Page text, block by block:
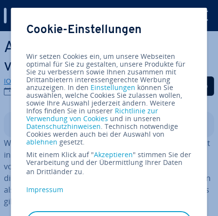
Zum Haupt­in­halt springen
Auf Amazon Produkte
verkaufen: So funk­tio­niert’s
IONOS Redaktion
27.10.2022
Auf Facebook teilen
Auf Twitter teilen
Auf LinkedIn
In­halts­ver­zeich­nis
Wer einen eigenen On­line­shop betreibt oder den Schritt
in den Online-Verkauf wagt, sollte Amazon nicht außen
vorlassen. Zunächst gilt es jedoch zu verstehen, wie Sie
die tech­ni­schen Vorteile und die Reich­wei­te von Amazon
als Seller richtig nutzen und welche Vor­aus­set­zun­gen es
gibt.
Cookie-Einstellungen
Wir setzen Cookies ein, um unsere Webseiten
optimal für Sie zu gestalten, unsere Produkte für
Sie zu verbessern sowie Ihnen zusammen mit
Drittanbietern interessengerechte Werbung
anzuzeigen. In den Einstellungen können Sie
auswählen, welche Cookies Sie zulassen wollen,
sowie Ihre Auswahl jederzeit ändern. Weitere
Infos finden Sie in unserer Richtlinie zur
Verwendung von Cookies und in unseren
Datenschutzhinweisen. Technisch notwendige
Cookies werden auch bei der Auswahl von
ablehnen gesetzt.
Mit einem Klick auf "Akzeptieren" stimmen Sie der
Verarbeitung und der Übermittlung Ihrer Daten
an Drittländer zu.
Impressum